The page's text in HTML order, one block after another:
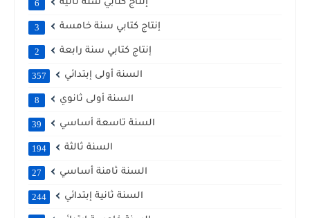
إنتاج كتابي سنة ثانية 6
إنتاج كتابي سنة خامسة 3
إنتاج كتابي سنة رابعة 2
السنة أولى إبتدائي 357
السنة أولى ثانوي 8
السنة تاسعة أساسي 39
السنة ثالثة 194
السنة ثامنة أساسي 27
السنة ثانية إبتدائي 244